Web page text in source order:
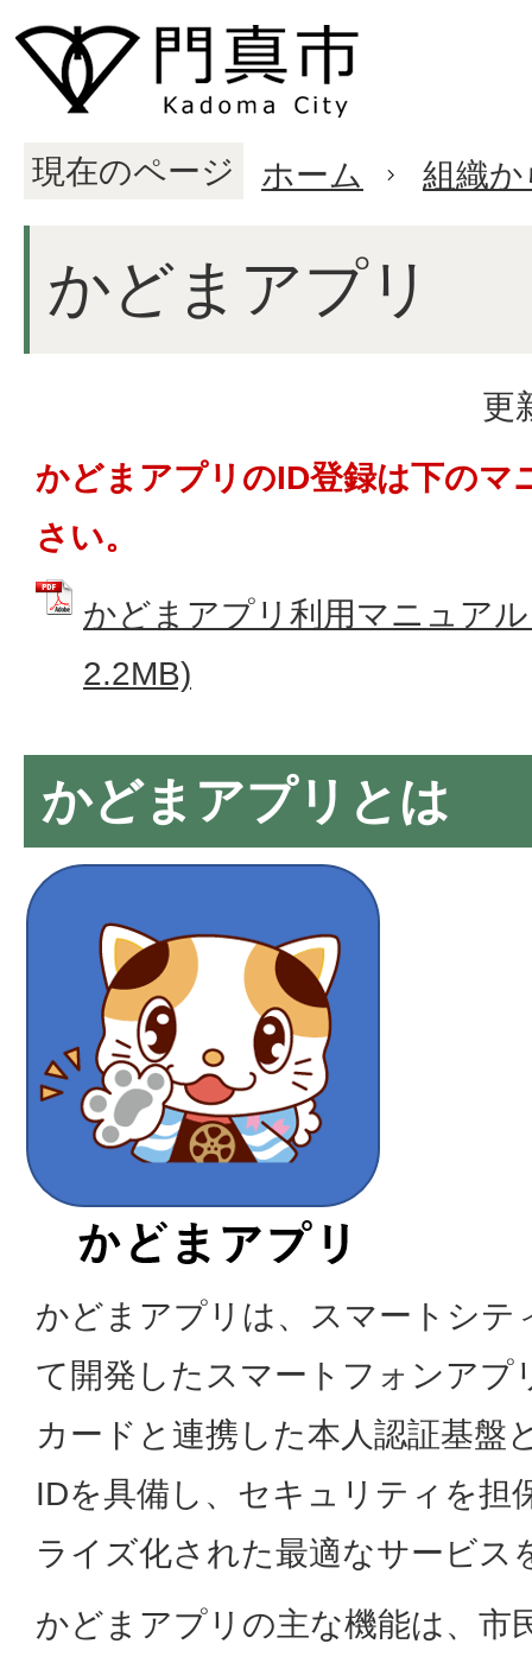
現在のページ ホーム 組織
かどまアプリ
更
かどまアプリのID登録は下のマ
さい。
かどまアプリ利用マニュア
2.2MB)
かどまアプリとは
かどまアプリは、スマートシテ
て開発したスマートフォンアプ
カードと連携した本人認証基盤
IDを具備し、セキュリティを担
ライズ化された最適なサービス
かどまアプリの主な機能は、市